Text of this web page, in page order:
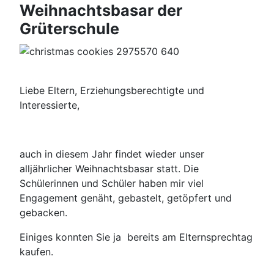
Weihnachtsbasar der
Grüterschule
Liebe Eltern, Erziehungsberechtigte und
Interessierte,
auch in diesem Jahr findet wieder unser
alljährlicher Weihnachtsbasar statt. Die
Schülerinnen und Schüler haben mir viel
Engagement genäht, gebastelt, getöpfert und
gebacken.
Einiges konnten Sie ja bereits am Elternsprechtag
kaufen.